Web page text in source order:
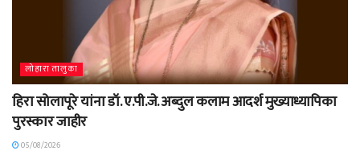
लोहारा तालुका
हिरा सोलापूरे यांना डॉ. ए.पी.जे. अब्दुल कलाम आदर्श मुख्याध्यापिका
पुरस्कार जाहीर
05/08/2026